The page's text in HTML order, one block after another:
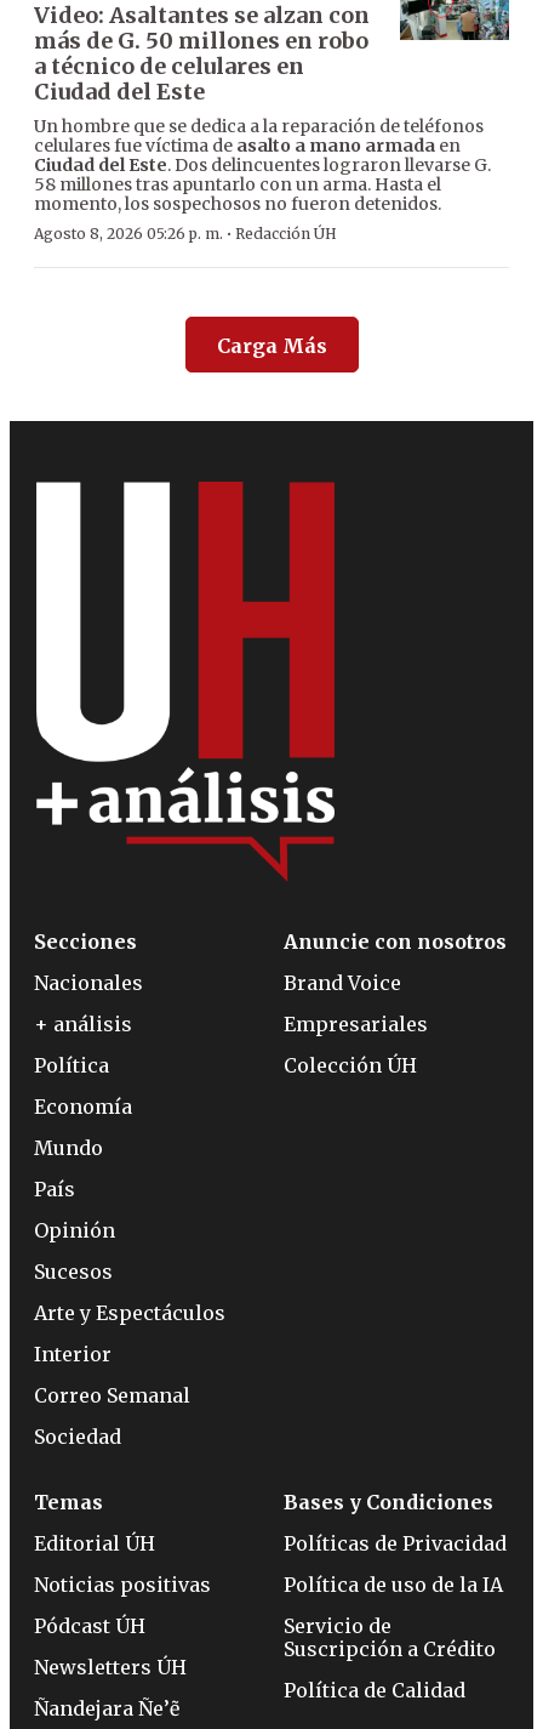
Video: Asaltantes se alzan con
más de G. 50 millones en robo
a técnico de celulares en
Ciudad del Este
Un hombre que se dedica a la reparación de teléfonos
celulares fue víctima de asalto a mano armada en
Ciudad del Este. Dos delincuentes lograron llevarse G.
58 millones tras apuntarlo con un arma. Hasta el
momento, los sospechosos no fueron detenidos.
Agosto 8, 2026 05:26 p. m. · Redacción ÚH
Carga Más
Secciones
Nacionales
+ análisis
Política
Economía
Mundo
País
Opinión
Sucesos
Arte y Espectáculos
Interior
Correo Semanal
Sociedad
Anuncie con nosotros
Brand Voice
Empresariales
Colección ÚH
Temas
Editorial ÚH
Noticias positivas
Pódcast ÚH
Newsletters ÚH
Ñandejara Ñe’ẽ
Bases y Condiciones
Políticas de Privacidad
Política de uso de la IA
Servicio de
Suscripción a Crédito
Política de Calidad